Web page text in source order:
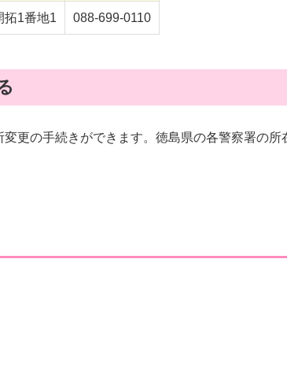
拓1番地1 088-699-0110
更の手続きができます。徳島県の各警察署の所